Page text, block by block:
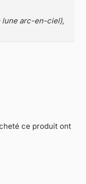
lune arc-en-ciel),
ce produit ont